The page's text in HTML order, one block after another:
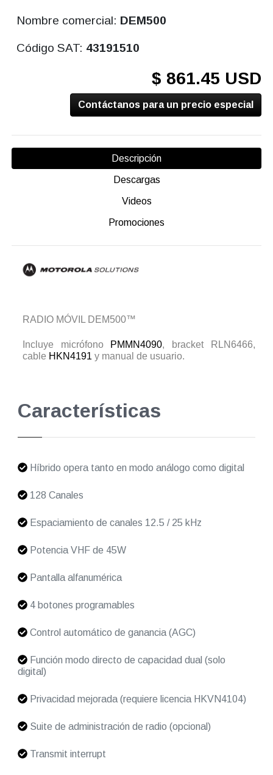
Nombre comercial: DEM500
Código SAT: 43191510
$ 861.45 USD
Contáctanos para un precio especial
Descripción
Descargas
Videos
Promociones
RADIO MÓVIL DEM500™
Incluye micrófono PMMN4090, bracket RLN6466,
cable HKN4191 y manual de usuario.
Características
Híbrido opera tanto en modo análogo como digital
128 Canales
Espaciamiento de canales 12.5 / 25 kHz
Potencia VHF de 45W
Pantalla alfanumérica
4 botones programables
Control automático de ganancia (AGC)
Función modo directo de capacidad dual (solo
digital)
Privacidad mejorada (requiere licencia HKVN4104)
Suite de administración de radio (opcional)
Transmit interrupt